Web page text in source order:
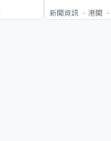
新聞資訊 港聞